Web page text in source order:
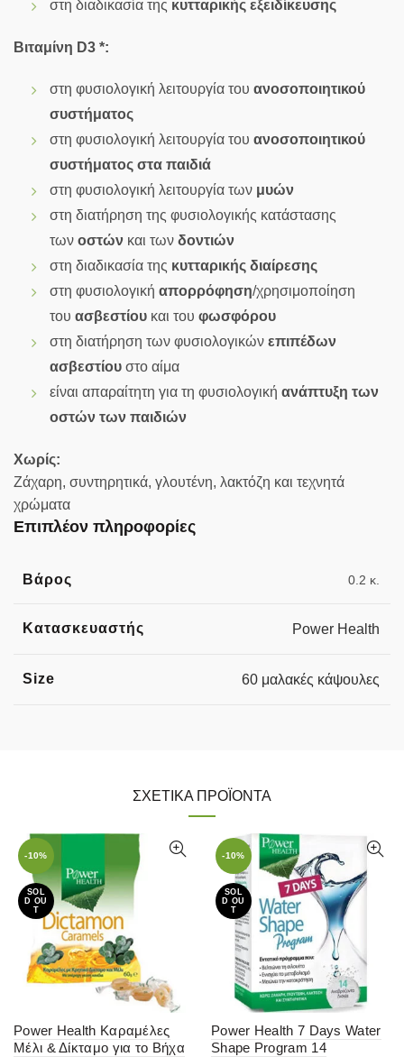
στη διαδικασία της κυτταρικής εξειδίκευσης
Βιταμίνη D3 *:
στη φυσιολογική λειτουργία του ανοσοποιητικού
συστήματος
στη φυσιολογική λειτουργία του ανοσοποιητικού
συστήματος στα παιδιά
στη φυσιολογική λειτουργία των μυών
στη διατήρηση της φυσιολογικής κατάστασης
των οστών και των δοντιών
στη διαδικασία της κυτταρικής διαίρεσης
στη φυσιολογική απορρόφηση/χρησιμοποίηση
του ασβεστίου και του φωσφόρου
στη διατήρηση των φυσιολογικών επιπέδων
ασβεστίου στο αίμα
είναι απαραίτητη για τη φυσιολογική ανάπτυξη των
οστών των παιδιών
Χωρίς:
Ζάχαρη, συντηρητικά, γλουτένη, λακτόζη και τεχνητά
χρώματα
Επιπλέον πληροφορίες
Βάρος 0.2 κ.
Κατασκευαστής Power Health
Size 60 μαλακές κάψουλες
ΣΧΕΤΙΚΆ ΠΡΟΪΌΝΤΑ
-10%
SOL
D OU
T
Power Health Καραμέλες
Μέλι & Δίκταμο για το Βήχα
-10%
SOL
D OU
T
Power Health 7 Days Water
Shape Program 14